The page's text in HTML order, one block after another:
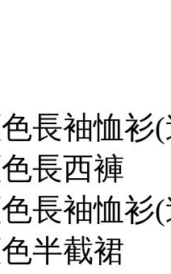
色長袖恤
藍色長
色長袖恤
藍色半